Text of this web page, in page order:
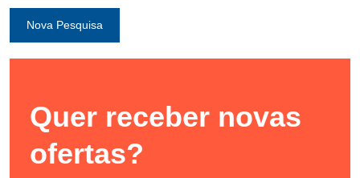
Nova Pesquisa
Quer receber novas
ofertas?